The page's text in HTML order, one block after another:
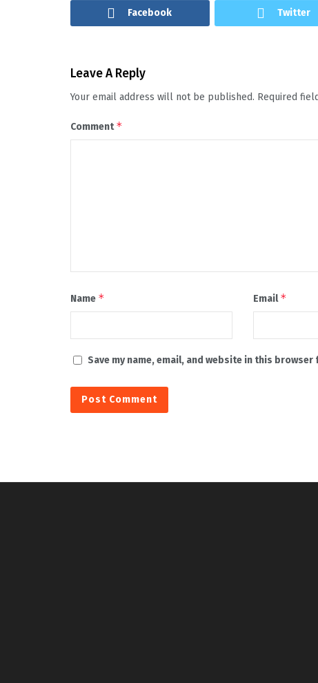
Facebook Twitter
Leave A Reply
Your email address will not be published. Required
Comment*
Name * Email*
Save my name, email, and website in this